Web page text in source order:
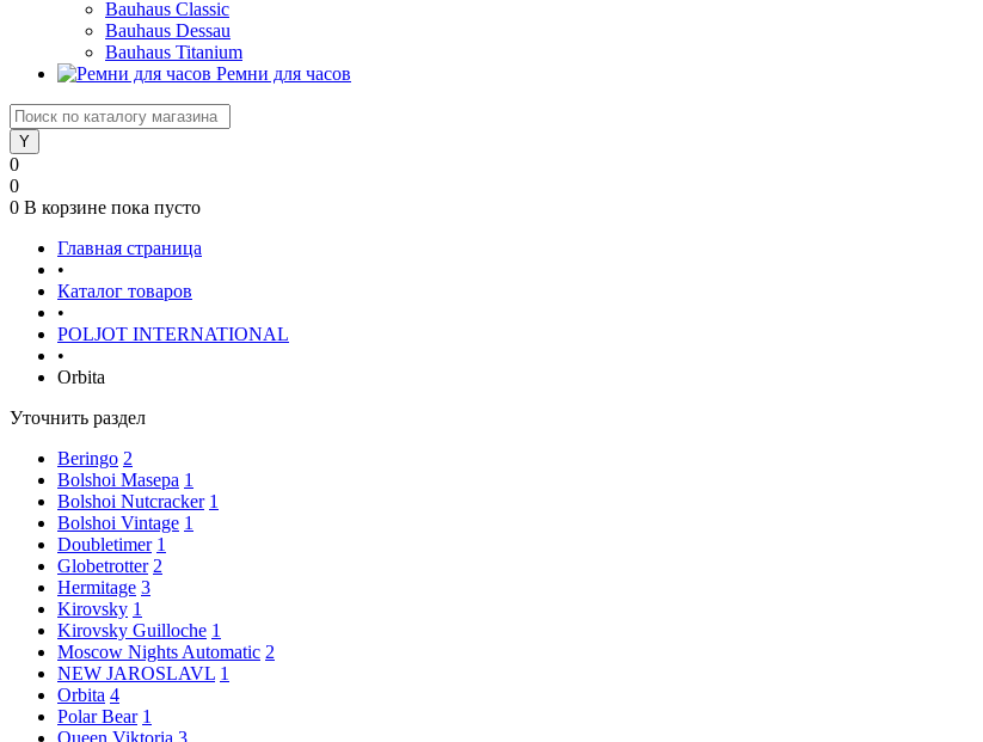
Bauhaus Classic
Bauhaus Dessau
Bauhaus Titanium
Ремни для часов
0
0
0 В корзине пока пусто
Главная страница
•
Каталог товаров
•
POLJOT INTERNATIONAL
•
Orbita
Уточнить раздел
Beringo 2
Bolshoi Masepa 1
Bolshoi Nutcracker 1
Bolshoi Vintage 1
Doubletimer 1
Globetrotter 2
Hermitage 3
Kirovsky 1
Kirovsky Guilloche 1
Moscow Nights Automatic 2
NEW JAROSLAVL 1
Orbita 4
Polar Bear 1
Queen Viktoria 3